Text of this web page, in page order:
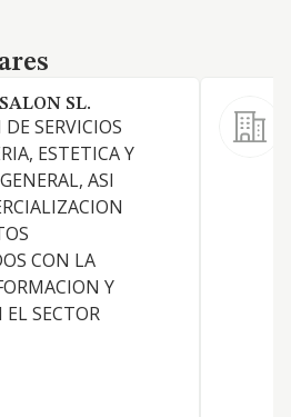
SL.
SERVICIOS
ESTETICA Y
ASI
CON LA
Y
EL SECTOR